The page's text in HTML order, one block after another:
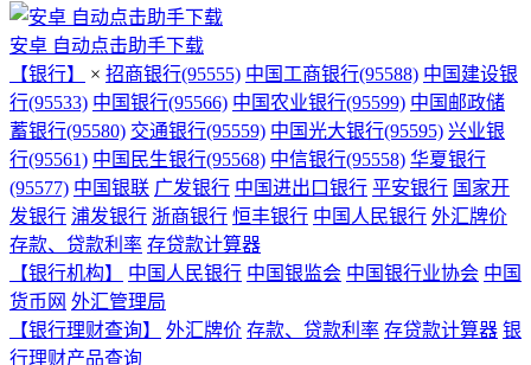
安卓 自动点击助手下载
【银行】
× 招商银行(95555) 中国工商银行(95588) 中国建设银
行(95533) 中国银行(95566) 中国农业银行(95599) 中国邮政储
蓄银行(95580) 交通银行(95559) 中国光大银行(95595) 兴业银
行(95561) 中国民生银行(95568) 中信银行(95558) 华夏银行
(95577) 中国银联 广发银行 中国进出口银行 平安银行 国家开
发银行 浦发银行 浙商银行 恒丰银行 中国人民银行 外汇牌价
存款、贷款利率 存贷款计算器
【银行机构】
中国人民银行 中国银监会 中国银行业协会 中国
货币网 外汇管理局
【银行理财查询】
外汇牌价 存款、贷款利率 存贷款计算器 银
行理财产品查询